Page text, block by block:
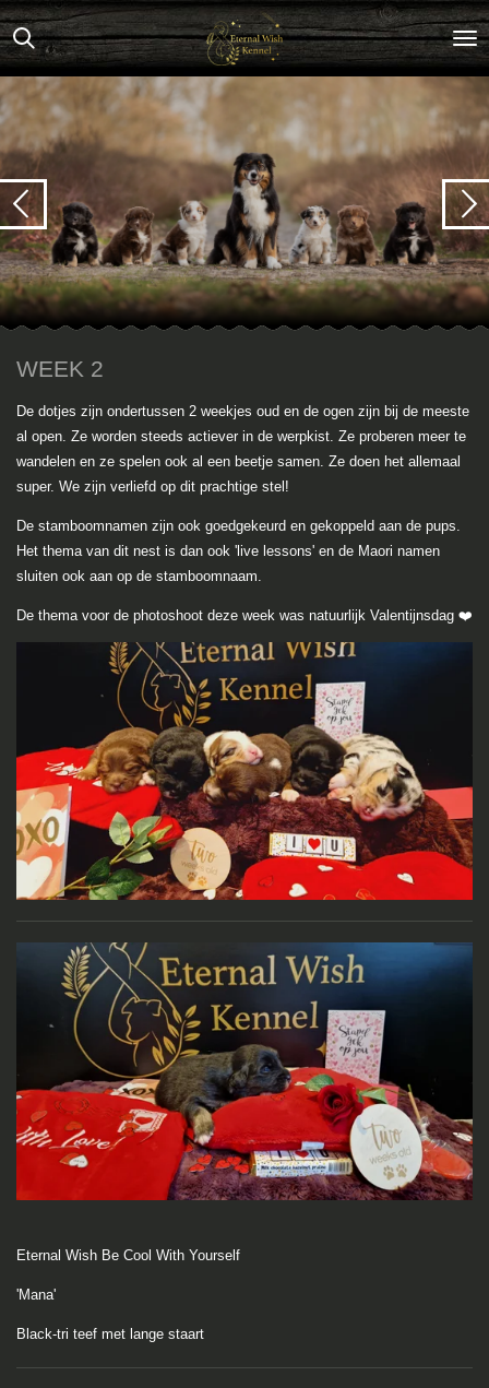
Ga
direct
naar
hoofdinhoud
WEEK 2
De dotjes zijn ondertussen 2 weekjes oud en de ogen zijn bij de meeste
al open. Ze worden steeds actiever in de werpkist. Ze proberen meer te
wandelen en ze spelen ook al een beetje samen. Ze doen het allemaal
super. We zijn verliefd op dit prachtige stel!
De stamboomnamen zijn ook goedgekeurd en gekoppeld aan de pups.
Het thema van dit nest is dan ook 'live lessons' en de Maori namen
sluiten ook aan op de stamboomnaam.
De thema voor de photoshoot deze week was natuurlijk Valentijnsdag ❤️
Eternal Wish Be Cool With Yourself
'Mana'
Black-tri teef met lange staart